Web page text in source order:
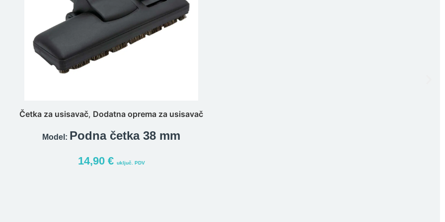
Četka za usisavač, Dodatna oprema za usisavač
Model: Podna četka 38 mm
14,90 € uključ. PDV